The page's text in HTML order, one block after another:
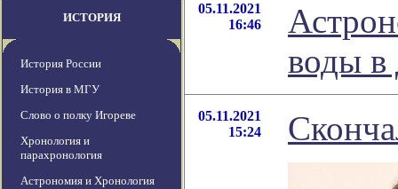
ИСТОРИЯ
История России
История в МГУ
Слово о полку Игореве
Хронология и
парахронология
Астрономия и Хронология
05.11.2021
16:46
воды в
05.11.2021
15:24